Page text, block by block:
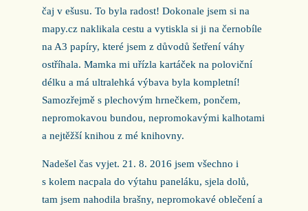
čaj v ešusu. To byla radost! Dokonale jsem si na
mapy.cz naklikala cestu a vytiskla si ji na černobíle
na A3 papíry, které jsem z důvodů šetření váhy
ostříhala. Mamka mi uřízla kartáček na poloviční
délku a má ultralehká výbava byla kompletní!
Samozřejmě s plechovým hrnečkem, pončem,
nepromokavou bundou, nepromokavými kalhotami
a nejtěžší knihou z mé knihovny.
Nadešel čas vyjet. 21. 8. 2016 jsem všechno i
s kolem nacpala do výtahu paneláku, sjela dolů,
tam jsem nahodila brašny, nepromokavé oblečení a